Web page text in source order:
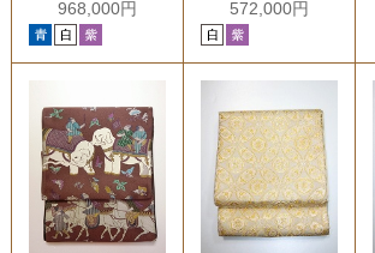
968,000円
572,000円